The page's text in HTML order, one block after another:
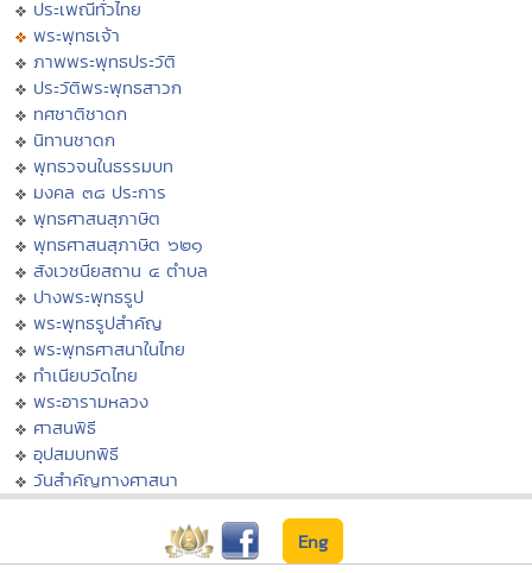
ประเพณีทั่วไทย
พระพุทธเจ้า
ภาพพระพุทธประวัติ
ประวัติพระพุทธสาวก
ทศชาติชาดก
นิทานชาดก
พุทธวจนในธรรมบท
มงคล ๓๘ ประการ
พุทธศาสนสุภาษิต
พุทธศาสนสุภาษิต ๖๒๑
สังเวชนียสถาน ๔ ตำบล
ปางพระพุทธรูป
พระพุทธรูปสำคัญ
พระพุทธศาสนาในไทย
ทำเนียบวัดไทย
พระอารามหลวง
ศาสนพิธี
อุปสมบทพิธี
วันสำคัญทางศาสนา
Eng